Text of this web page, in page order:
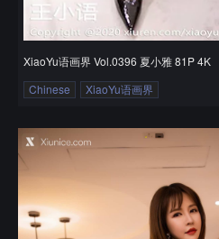
XiaoYu语画界 Vol.0396 夏小雅 81P 4K
Chinese
XiaoYu语画界